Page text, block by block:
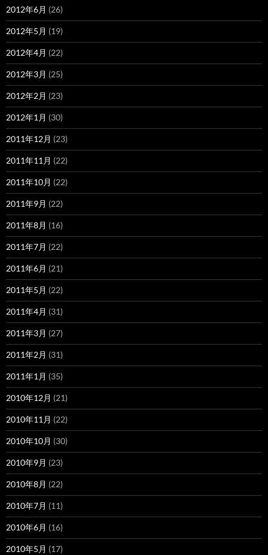
2012年6月 (26)
2012年5月 (19)
2012年4月 (22)
2012年3月 (25)
2012年2月 (23)
2012年1月 (30)
2011年12月 (23)
2011年11月 (22)
2011年10月 (22)
2011年9月 (22)
2011年8月 (16)
2011年7月 (22)
2011年6月 (21)
2011年5月 (22)
2011年4月 (31)
2011年3月 (27)
2011年2月 (31)
2011年1月 (35)
2010年12月 (21)
2010年11月 (22)
2010年10月 (30)
2010年9月 (23)
2010年8月 (22)
2010年7月 (11)
2010年6月 (16)
2010年5月 (17)